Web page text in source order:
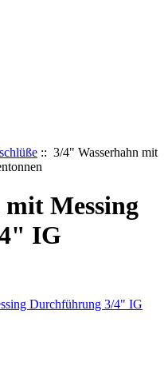
:: 3/4" Wasserhahn mit
Messing
IG